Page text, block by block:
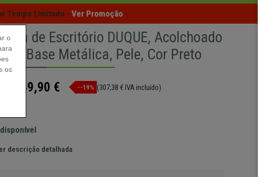
Tempo Limitado - Ver Promoção -
de Escritório DUQUE, Acolchoado
Base Metálica, Pele, Cor Preto
249,90 € --19% (307,38 € IVA incluído)
descrição detalhada
o
os